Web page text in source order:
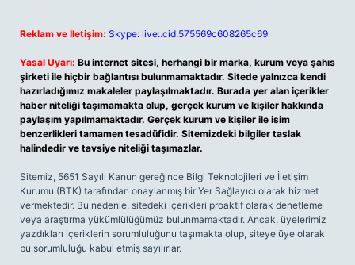
Reklam ve İletişim: Skype: live:.cid.575569c608265c69
Yasal Uyarı: Bu internet sitesi, herhangi bir marka, kurum veya şahıs
şirketi ile hiçbir bağlantısı bulunmamaktadır. Sitede yalnızca kendi
hazırladığımız makaleler paylaşılmaktadır. Burada yer alan içerikler
haber niteliği taşımamakta olup, gerçek kurum ve kişiler hakkında
paylaşım yapılmamaktadır. Gerçek kurum ve kişiler ile isim
benzerlikleri tamamen tesadüfidir. Sitemizdeki bilgiler taslak
halindedir ve tavsiye niteliği taşımazlar.
Sitemiz, 5651 Sayılı Kanun gereğince Bilgi Teknolojileri ve İletişim
Kurumu (BTK) tarafından onaylanmış bir Yer Sağlayıcı olarak hizmet
vermektedir. Bu nedenle, sitedeki içerikleri proaktif olarak denetleme
veya araştırma yükümlülüğümüz bulunmamaktadır. Ancak, üyelerimiz
yazdıkları içeriklerin sorumluluğunu taşımakta olup, siteye üye olarak
bu sorumluluğu kabul etmiş sayılırlar.